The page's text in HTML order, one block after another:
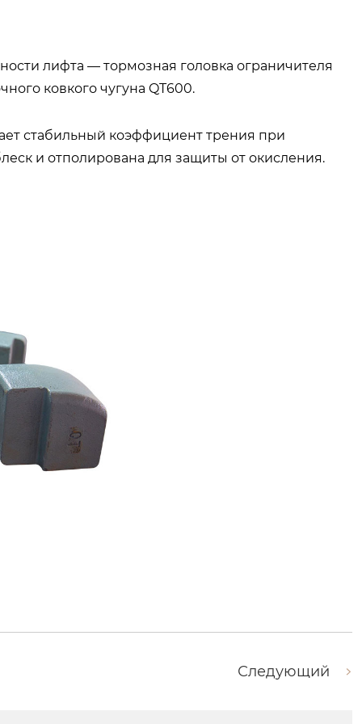
лифта — тормозная головка ограничителя
ковкого чугуна QT600.
стабильный коэффициент трения при
и отполирована для защиты от окисления.
Следующий